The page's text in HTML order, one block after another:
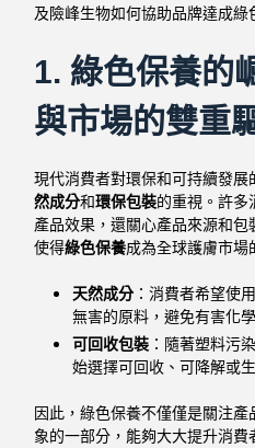
及險峰生物如何協助品牌達成綠
1. 綠色保養的
與市場的雙重
現代消費者對環保和可持續發
然成分和環保包裝的重視。許多
產品效果，還關心產品來源和
使得綠色保養成為全球護膚市場
天然成分 ：消費者希望使
無害的原料，避免有害化
可回收包裝 ：隨著塑料污
始選擇可回收、可降解或
因此，綠色保養不僅僅是關注
象的一部分，能夠大大提升消費